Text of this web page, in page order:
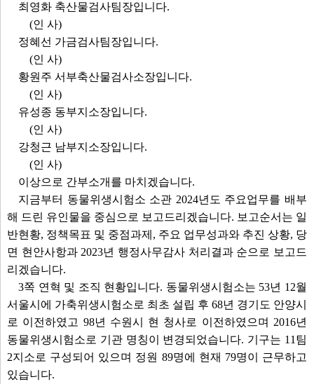
최영화 축산물검사팀장입니다.
(인 사)
정혜선 가금검사팀장입니다.
(인 사)
황원주 서부축산물검사소장입니다.
(인 사)
유성종 동부지소장입니다.
(인 사)
강청근 남부지소장입니다.
(인 사)
이상으로 간부소개를 마치겠습니다.
지금부터 동물위생시험소 소관 2024년도 주요업무를 배부
해 드린 유인물을 중심으로 보고드리겠습니다. 보고순서는 일
반현황, 정책목표 및 중점과제, 주요 업무성과와 추진 상황, 당
면 현안사항과 2023년 행정사무감사 처리결과 순으로 보고드
리겠습니다.
3쪽 연혁 및 조직 현황입니다. 동물위생시험소는 53년 12월
서울시에 가축위생시험소로 최초 설립 후 68년 경기도 안양시
로 이전하였고 98년 수원시 현 청사로 이전하였으며 2016년
동물위생시험소로 기관 명칭이 변경되었습니다. 기구는 11팀
2지소로 구성되어 있으며 정원 89명에 현재 79명이 근무하고
있습니다.